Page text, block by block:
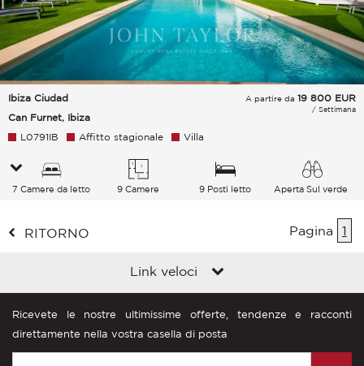
Ibiza Ciudad
Can Furnet, Ibiza
A partire da 19 800 EUR
/ Settimana
L0791IB Affitto stagionale Villa
7 Camere da letto 9 Camere 9 Posti letto Aperta Sul verde
RITORNO Pagina 1
Link veloci
Ricevete le nostre ultimissime offerte, tendenze e racconti
direttamente nella vostra casella di posta